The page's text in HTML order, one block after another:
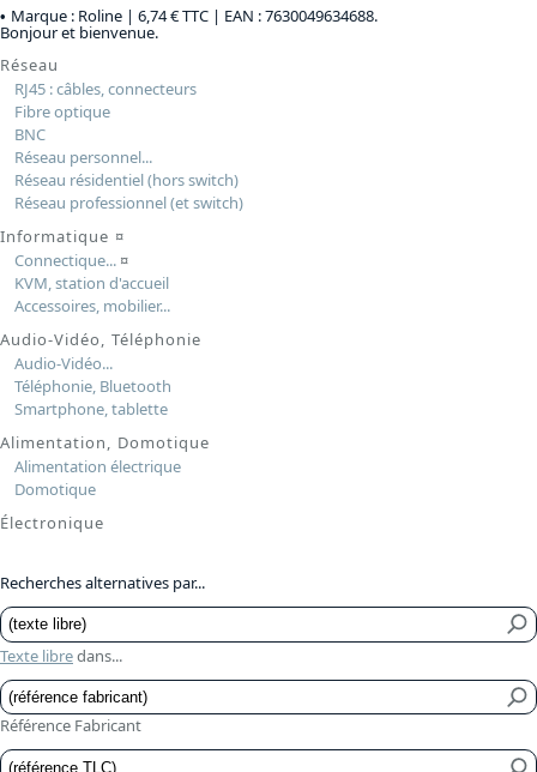
Marque : Roline | 6,74 € TTC | EAN : 7630049634688.
Bonjour et bienvenue.
Réseau
RJ45 : câbles, connecteurs
Fibre optique
BNC
Réseau personnel...
Réseau résidentiel (hors switch)
Réseau professionnel (et switch)
Informatique ¤
Connectique...¤
KVM, station d'accueil
Accessoires, mobilier...
Audio-Vidéo, Téléphonie
Audio-Vidéo...
Téléphonie, Bluetooth
Smartphone, tablette
Alimentation, Domotique
Alimentation électrique
Domotique
Électronique
Recherches alternatives par...
Texte libredans...
Référence Fabricant